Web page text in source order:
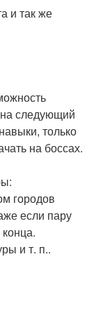
и так же
следующий
только
на боссах.
городов
если пару
и т. п..